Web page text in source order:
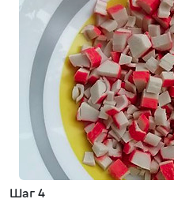
Шаг 4